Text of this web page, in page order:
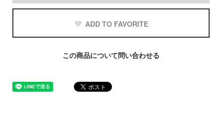
ADD TO FAVORITE
この商品について問い合わせる